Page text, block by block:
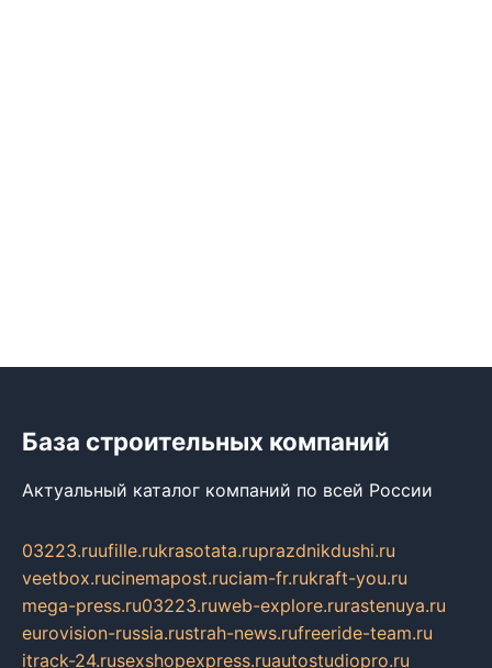
База строительных компаний
Актуальный каталог компаний по всей России
03223.ruufille.rukrasotata.ruprazdnikdushi.ru
veetbox.rucinemapost.ruciam-fr.rukraft-you.ru
mega-press.ru03223.ruweb-explore.rurastenuya.ru
eurovision-russia.rustrah-news.rufreeride-team.ru
itrack-24.rusexshopexpress.ruautostudiopro.ru